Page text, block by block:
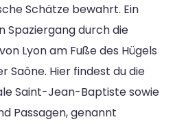
Schätze bewahrt. Ein
Spaziergang durch die
Lyon am Fuße des Hügels
Saône. Hier findest du die
Saint-Jean-Baptiste sowie
Passagen, genannt